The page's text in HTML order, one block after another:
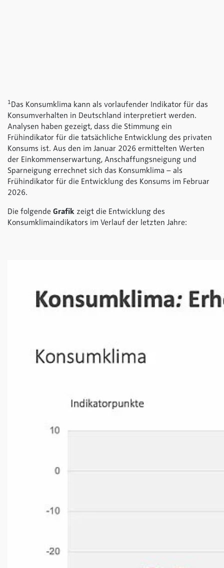
1 Das Konsumklima kann als vorlaufender Indikator für das
Konsumverhalten in Deutschland interpretiert werden.
Analysen haben gezeigt, dass die Stimmung ein
Frühindikator für die tatsächliche Entwicklung des privaten
Konsums ist. Aus den im Januar 2026 ermittelten Werten
der Einkommenserwartung, Anschaffungsneigung und
Sparneigung errechnet sich das Konsumklima – als
Frühindikator für die Entwicklung des Konsums im Februar
2026.
Die folgende Grafik zeigt die Entwicklung des
Konsumklimaindikators im Verlauf der letzten Jahre: